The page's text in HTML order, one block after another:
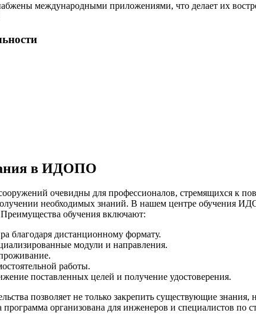
международными приложениями, что делает их
в ИДОПО
очевидны для профессионалов, стремящихся к
необходимых знаний. В нашем центре обучения
обучения включают:
благодаря дистанционному формату.
модули и направления.
работы.
поставленных целей и получение удостоверения.
позволяет не только закрепить существующие
организована для инженеров и специалистов по